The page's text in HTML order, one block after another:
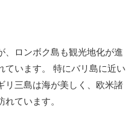
、ロンボク島も観光地化が進
ています。 特にバリ島に近い
リ三島は海が美しく、欧米諸
ています。